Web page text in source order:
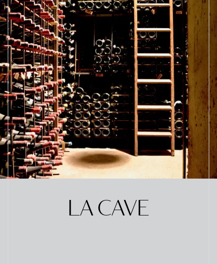
LA CAVE